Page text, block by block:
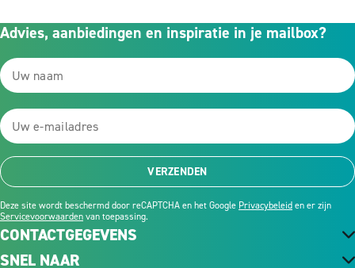
CONTACTGEGEVENS
Advies, aanbiedingen en inspiratie in je mailbox?
VERZENDEN
Deze site wordt beschermd door reCAPTCHA en het Google Privacybeleiden er zijn
Servicevoorwaardenvan toepassing.
SNEL NAAR